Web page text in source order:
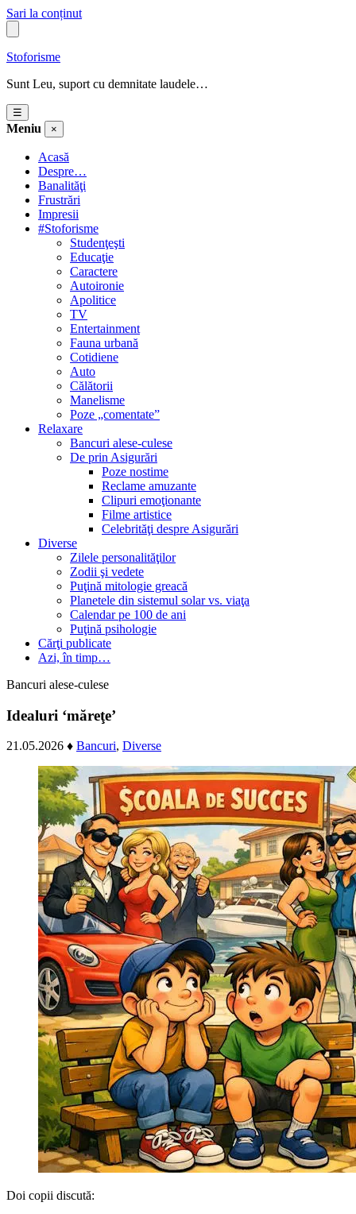
Sari la conținut
Stoforisme
Sunt Leu, suport cu demnitate laudele…
☰
Meniu ×
Acasă
Despre…
Banalităţi
Frustrări
Impresii
#Stoforisme
Studenţeşti
Educaţie
Caractere
Autoironie
Apolitice
TV
Entertainment
Fauna urbană
Cotidiene
Auto
Călătorii
Manelisme
Poze „comentate”
Relaxare
Bancuri alese-culese
De prin Asigurări
Poze nostime
Reclame amuzante
Clipuri emoţionante
Filme artistice
Celebrităţi despre Asigurări
Diverse
Zilele personalităţilor
Zodii şi vedete
Puţină mitologie greacă
Planetele din sistemul solar vs. viaţa
Calendar pe 100 de ani
Puţină psihologie
Cărţi publicate
Azi, în timp…
Bancuri alese-culese
Idealuri ‘măreţe’
21.05.2026 ♦ Bancuri, Diverse
Doi copii discută: